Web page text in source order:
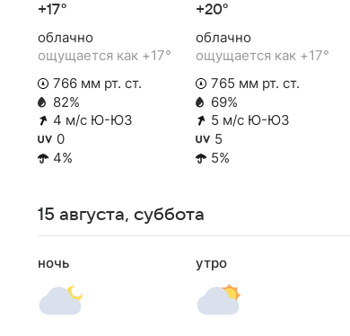
+17°
облачно
ощущается как +17°
766 мм рт. ст.
82%
4 м/с Ю-ЮЗ
0
4%
+20°
облачно
ощущается как +17°
765 мм рт. ст.
69%
5 м/с Ю-ЮЗ
5
5%
15 августа, суббота
ночь утро